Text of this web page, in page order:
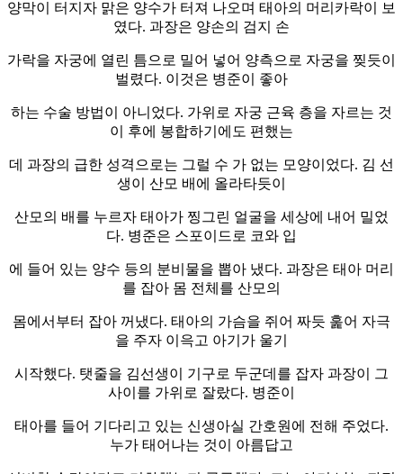
양막이 터지자 맑은 양수가 터져 나오며 태아의 머리카락이 보
였다. 과장은 양손의 검지 손
가락을 자궁에 열린 틈으로 밀어 넣어 양측으로 자궁을 찢듯이
벌렸다. 이것은 병준이 좋아
하는 수술 방법이 아니었다. 가위로 자궁 근육 층을 자르는 것
이 후에 봉합하기에도 편했는
데 과장의 급한 성격으로는 그럴 수 가 없는 모양이었다. 김 선
생이 산모 배에 올라타듯이
산모의 배를 누르자 태아가 찡그린 얼굴을 세상에 내어 밀었
다. 병준은 스포이드로 코와 입
에 들어 있는 양수 등의 분비물을 뽑아 냈다. 과장은 태아 머리
를 잡아 몸 전체를 산모의
몸에서부터 잡아 꺼냈다. 태아의 가슴을 쥐어 짜듯 훑어 자극
을 주자 이윽고 아기가 울기
시작했다. 탯줄을 김선생이 기구로 두군데를 잡자 과장이 그
사이를 가위로 잘랐다. 병준이
태아를 들어 기다리고 있는 신생아실 간호원에 전해 주었다.
누가 태어나는 것이 아름답고